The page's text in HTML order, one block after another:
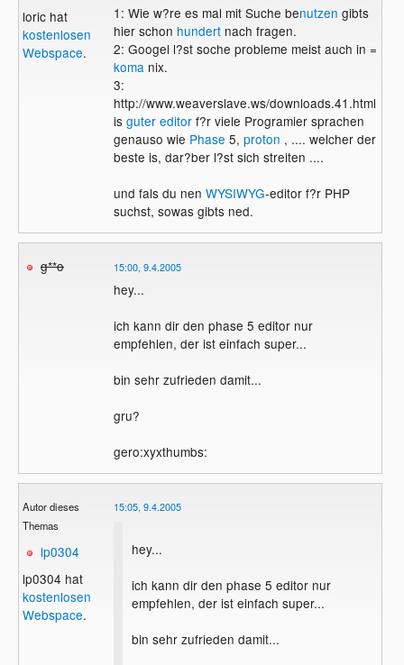
loric hat
kostenlosen
Webspace.
1: Wie w?re es mal mit Suche benutzen gibts
hier schon hundertnach fragen.
2: Googel l?st soche probleme meist auch in =
komanix.
3:
http://www.weaverslave.ws/downloads.41.html
is guter editorf?r viele Programier sprachen
genauso wie Phase 5, proton , .... welcher der
beste is, dar?ber l?st sich streiten ....
und fals du nen WYSIWYG-editor f?r PHP
suchst, sowas gibts ned.
g**o 15:00, 9.4.2005
hey...
ich kann dir den phase 5 editor nur
empfehlen, der ist einfach super...
bin sehr zufrieden damit...
gru?
gero:xyxthumbs:
Autor dieses
Themas
lp0304
lp0304 hat
kostenlosen
Webspace.
15:05, 9.4.2005
hey...
ich kann dir den phase 5 editor nur
empfehlen, der ist einfach super...
bin sehr zufrieden damit...